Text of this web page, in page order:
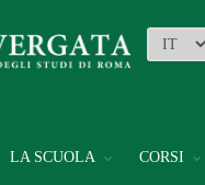
LA SCUOLA CORSI